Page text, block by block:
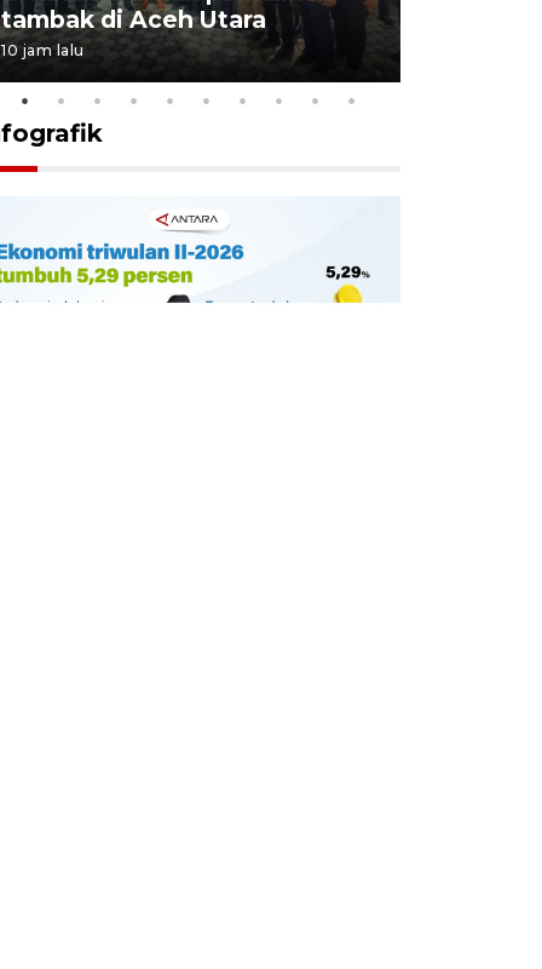
tambak di Aceh Utara
10 jam lalu